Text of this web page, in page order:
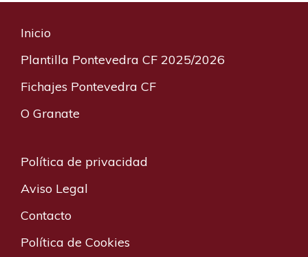
Inicio
Plantilla Pontevedra CF 2025/2026
Fichajes Pontevedra CF
O Granate
Política de privacidad
Aviso Legal
Contacto
Política de Cookies